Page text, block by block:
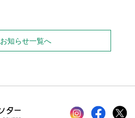
お知らせ一覧へ
Instagramfacebook